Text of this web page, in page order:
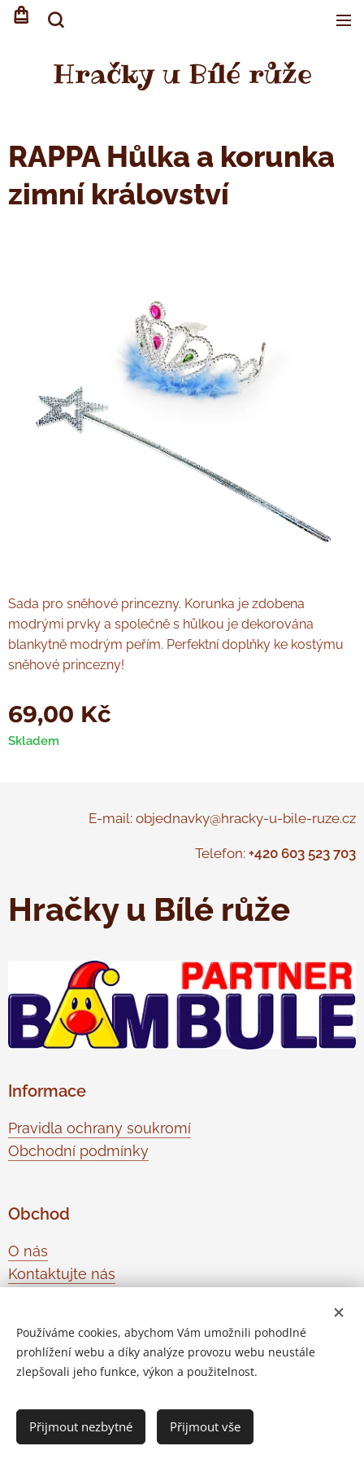
Hračky u Bílé růže
RAPPA Hůlka a korunka
zimní království
Sada pro sněhové princezny. Korunka je zdobena
modrými prvky a společně s hůlkou je dekorována
blankytně modrým peřím. Perfektní doplňky ke kostýmu
sněhové princezny!
69,00 Kč
Skladem
Do košíku
E-mail: objednavky@hracky-u-bile-ruze.cz
Telefon: +420 603 523 703
Hračky u Bílé růže
Informace
Pravidla ochrany soukromí
Obchodní podmínky
Obchod
O nás
Kontaktujte nás
Vytvořeno službouWebnode Cookies
Používáme cookies, abychom Vám umožnili pohodlné
prohlížení webu a díky analýze provozu webu neustále
zlepšovali jeho funkce, výkon a použitelnost.
Přijmout nezbytné Přijmout vše